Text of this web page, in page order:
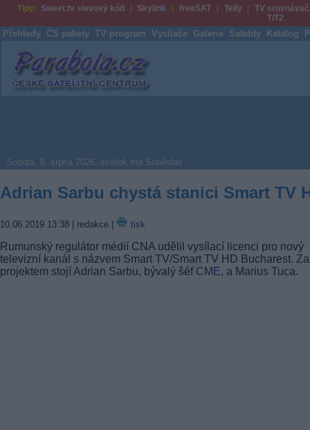
Tipy: Sweet.tv slevový kód Skylink freeSAT Telly
TV srovnávač
T/T2
Přehledy ČS pakety TV program Vysílače Galerie Satelity Katalog
Parabola.cz
Sobota, 8. srpna 2026, svátek má Soběslav
Adrian Sarbu chystá stanici Smart TV
10.06.2019 13:38 | redakce | tisk
Rumunský regulátor médií CNA udělil vysílací licenci pro nový
televizní kanál s názvem Smart TV/Smart TV HD Bucharest. Za
projektem stojí Adrian Sarbu, bývalý šéf CME, a Marius Tuca.